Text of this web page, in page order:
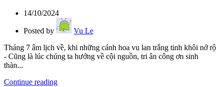
14/10/2024
Posted by
Vu Le
Tháng 7 âm lịch về, khi những cánh hoa vu lan trắng tinh khôi nở rộ
- Cũng là lúc chúng ta hướng về cội nguồn, tri ân công ơn sinh
thàn...
Continue reading